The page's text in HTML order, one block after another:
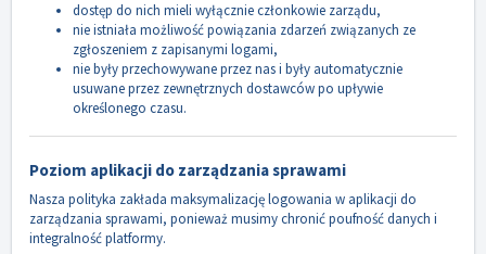
dostęp do nich mieli wyłącznie członkowie zarządu,
nie istniała możliwość powiązania zdarzeń związanych ze
zgłoszeniem z zapisanymi logami,
nie były przechowywane przez nas i były automatycznie
usuwane przez zewnętrznych dostawców po upływie
określonego czasu.
Poziom aplikacji do zarządzania sprawami
Nasza polityka zakłada maksymalizację logowania w aplikacji do
zarządzania sprawami, ponieważ musimy chronić poufność danych i
integralność platformy.